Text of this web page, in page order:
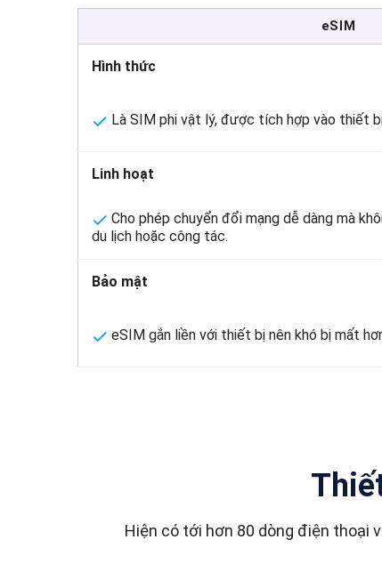
eSIM
Hình thức
Là SIM phi vật lý, được tích hợp vào thiết
Linh hoạt
Cho phép chuyển đổi mạng dễ dàng mà
du lịch hoặc công tác.
Bảo mật
eSIM gắn liền với thiết bị nên khó bị mất
Hiện có tới hơn 80 dòng điện thoại